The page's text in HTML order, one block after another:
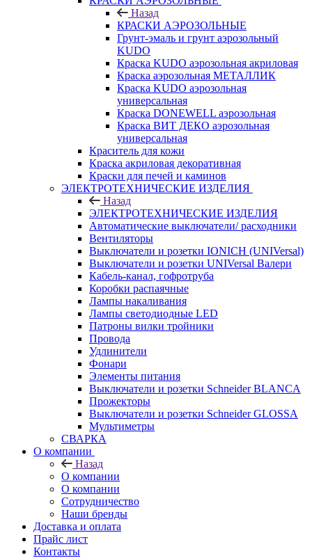
Назад
КРАСКИ АЭРОЗОЛЬНЫЕ
Грунт-эмаль и грунт аэрозольный
KUDO
Краска KUDO аэрозольная акриловая
Краска аэрозольная МЕТАЛЛИК
Краска KUDO аэрозольная
универсальная
Краска DONEWELL аэрозольная
Краска ВИТ ДЕКО аэрозольная
универсальная
Краситель для кожи
Краска акриловая декоративная
Краски для печей и каминов
ЭЛЕКТРОТЕХНИЧЕСКИЕ ИЗДЕЛИЯ
Назад
ЭЛЕКТРОТЕХНИЧЕСКИЕ ИЗДЕЛИЯ
Автоматические выключатели/ расходники
Вентиляторы
Выключатели и розетки IONICH (UNIVersal)
Выключатели и розетки UNIVersal Валери
Кабель-канал, гофротруба
Коробки распаячные
Лампы накаливания
Лампы светодиодные LED
Патроны вилки тройники
Провода
Удлинители
Фонари
Элементы питания
Выключатели и розетки Schneider BLANCA
Прожекторы
Выключатели и розетки Schneider GLOSSA
Мультиметры
СВАРКА
О компании
Назад
О компании
О компании
Сотрудничество
Наши бренды
Доставка и оплата
Прайс лист
Контакты